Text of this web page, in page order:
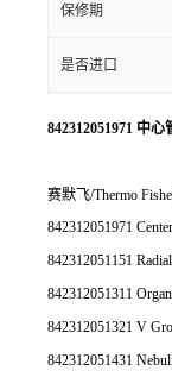
保修期
是否进口
842312051971 中
赛默飞/Thermo
842312051971
842312051151
842312051311
842312051321 V
842312051431